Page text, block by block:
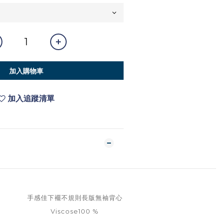
加入購物車
加入追蹤清單
手感佳下襬不規則長版無袖背心
Viscose100 %